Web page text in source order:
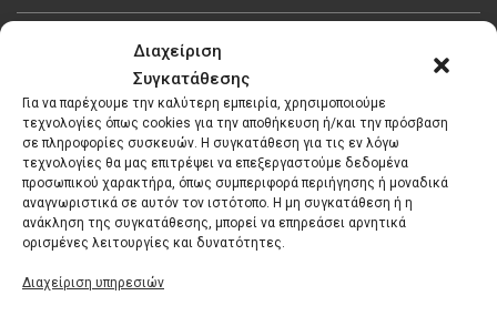
Διαχείριση
Συγκατάθεσης
Για να παρέχουμε την καλύτερη εμπειρία, χρησιμοποιούμε
τεχνολογίες όπως cookies για την αποθήκευση ή/και την πρόσβαση
σε πληροφορίες συσκευών. Η συγκατάθεση για τις εν λόγω
τεχνολογίες θα μας επιτρέψει να επεξεργαστούμε δεδομένα
προσωπικού χαρακτήρα, όπως συμπεριφορά περιήγησης ή μοναδικά
αναγνωριστικά σε αυτόν τον ιστότοπο. Η μη συγκατάθεση ή η
ανάκληση της συγκατάθεσης, μπορεί να επηρεάσει αρνητικά
ορισμένες λειτουργίες και δυνατότητες.
Διαχείριση υπηρεσιών
Κάντε κλικ στο κουμπί 'Συμφωνώ' για να
ενεργοποιήσετε το Google maps.
Πολιτική Cookies
Συμφωνώ